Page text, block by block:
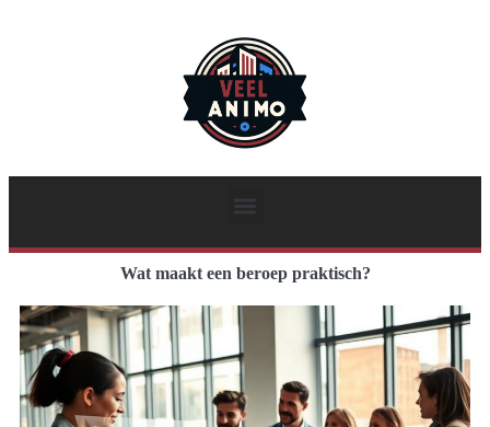
Wat maakt een beroep praktisch?